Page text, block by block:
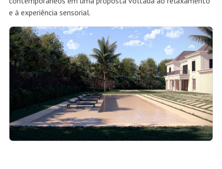
e à experiência sensorial.